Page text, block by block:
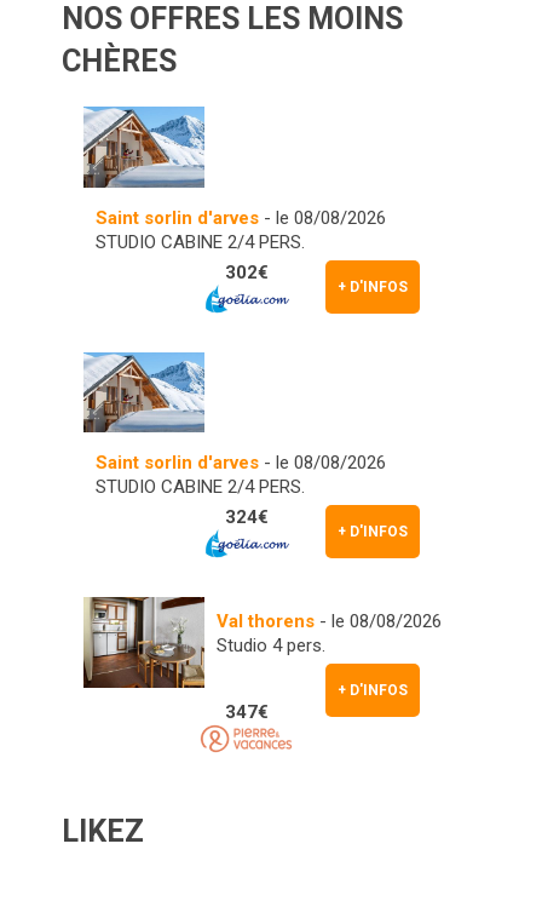
NOS OFFRES LES MOINS
CHÈRES
Saint sorlin d'arves- le 08/08/2026
STUDIO CABINE 2/4 PERS.
+ D'INFOS
302€
Saint sorlin d'arves- le 08/08/2026
STUDIO CABINE 2/4 PERS.
+ D'INFOS
324€
Val thorens- le 08/08/2026
Studio 4 pers.
+ D'INFOS
347€
LIKEZ